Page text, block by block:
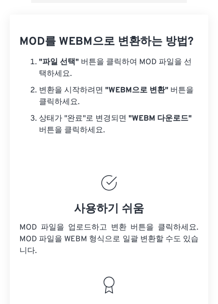
MOD를 WEBM으로 변환하는 방법?
"파일 선택" 버튼을 클릭하여 MOD 파일을 선
택하세요.
변환을 시작하려면 "WEBM으로 변환" 버튼을
클릭하세요.
상태가 "완료"로 변경되면 "WEBM 다운로드"
버튼을 클릭하세요.
사용하기 쉬움
MOD 파일을 업로드하고 변환 버튼을 클릭하세요.
MOD 파일을 WEBM 형식으로 일괄 변환할 수도 있습
니다.